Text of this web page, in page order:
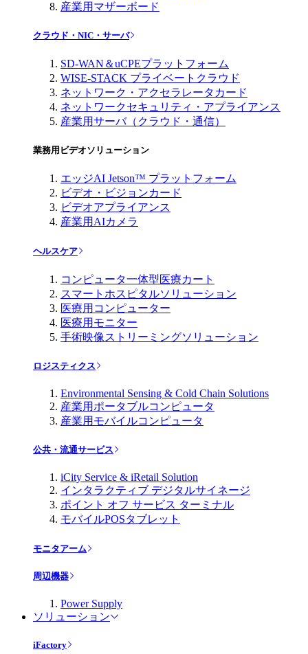
産業用マザーボード
クラウド・NIC・サーバ
SD-WAN＆uCPEプラットフォーム
WISE-STACK プライベートクラウド
ネットワーク・アクセラレータカード
ネットワークセキュリティ・アプライアンス
産業用サーバ（クラウド・通信）
業務用ビデオソリューション
エッジAI Jetson™ プラットフォーム
ビデオ・ビジョンカード
ビデオアプライアンス
産業用AIカメラ
ヘルスケア
コンピュータ一体型医療カート
スマートホスピタルソリューション
医療用コンピューター
医療用モニター
手術映像ストリーミングソリューション
ロジスティクス
Environmental Sensing & Cold Chain Solutions
産業用ポータブルコンピュータ
産業用モバイルコンピュータ
公共・流通サービス
iCity Service & iRetail Solution
インタラクティブ デジタルサイネージ
ポイント オフ サービス ターミナル
モバイルPOSタブレット
モニタアーム
周辺機器
Power Supply
ソリューション
iFactory